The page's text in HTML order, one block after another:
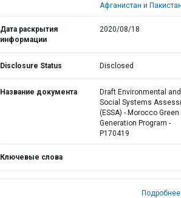
Афганистан и
Дата раскрытия
информации
2020/08/18
Disclosure Status Disclosed
Название документа
Draft Environmental and
Social Systems
(ESSA) - Morocco Green
Generation Program -
P170419
Ключевые слова
Подробнее